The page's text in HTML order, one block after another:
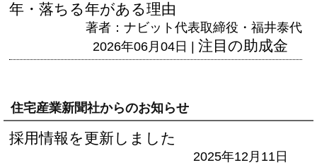
年・落ちる年がある理由
著者：ナビット代表取締役・福井泰代
2026年06月04日 | 注目の助成金
住宅産業新聞社からのお知らせ
採用情報を更新しました
2025年12月11日